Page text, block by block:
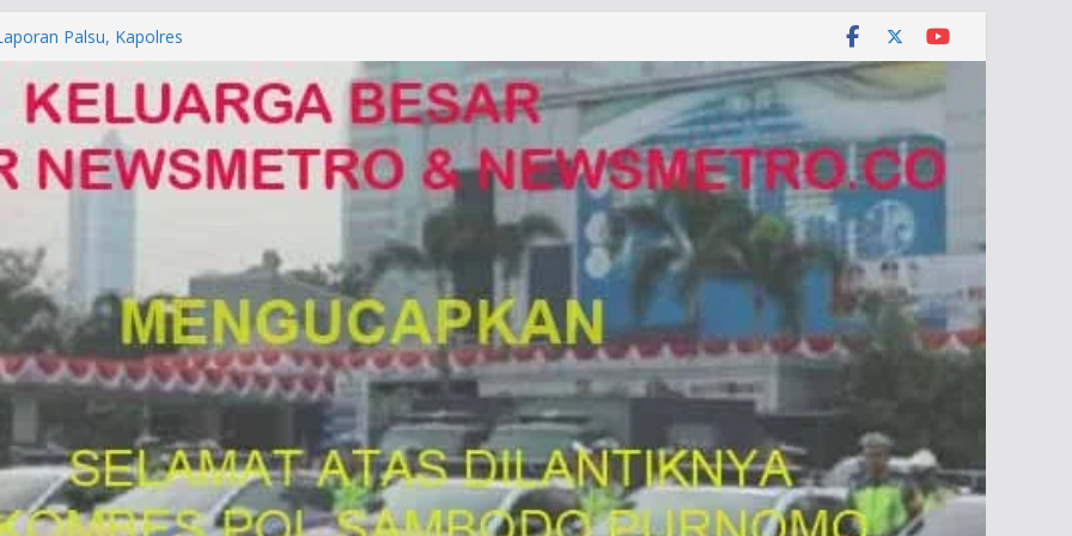
Palsu, Kapolres
PUNGLI SIM
Alam di Jawa Barat yang
KUHAP Baru 2026, Tegaskan
Dipidana
DENPASAR DAN
POLDA BALI DIDUGA